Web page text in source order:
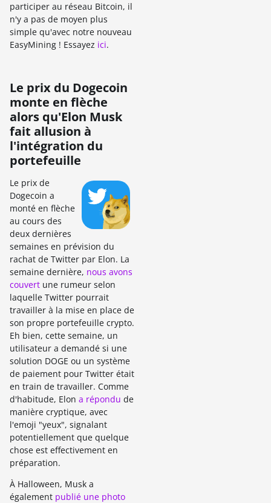
participer au réseau Bitcoin, il
n'y a pas de moyen plus
simple qu'avec notre nouveau
EasyMining ! Essayez ici.
Le prix du Dogecoin
monte en flèche
alors qu'Elon Musk
fait allusion à
l'intégration du
portefeuille
Le prix de
Dogecoin a
monté en flèche
au cours des
deux dernières
semaines en prévision du
rachat de Twitter par Elon. La
semaine dernière, nous avons
couvert une rumeur selon
laquelle Twitter pourrait
travailler à la mise en place de
son propre portefeuille crypto.
Eh bien, cette semaine, un
utilisateur a demandé si une
solution DOGE ou un système
de paiement pour Twitter était
en train de travailler. Comme
d'habitude, Elon a répondu de
manière cryptique, avec
l'emoji "yeux", signalant
potentiellement que quelque
chose est effectivement en
préparation.
À Halloween, Musk a
également publié une photo